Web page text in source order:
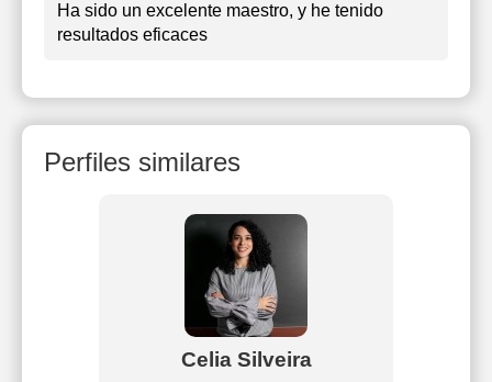
Ha sido un excelente maestro, y he tenido
resultados eficaces
Perfiles similares
Celia Silveira